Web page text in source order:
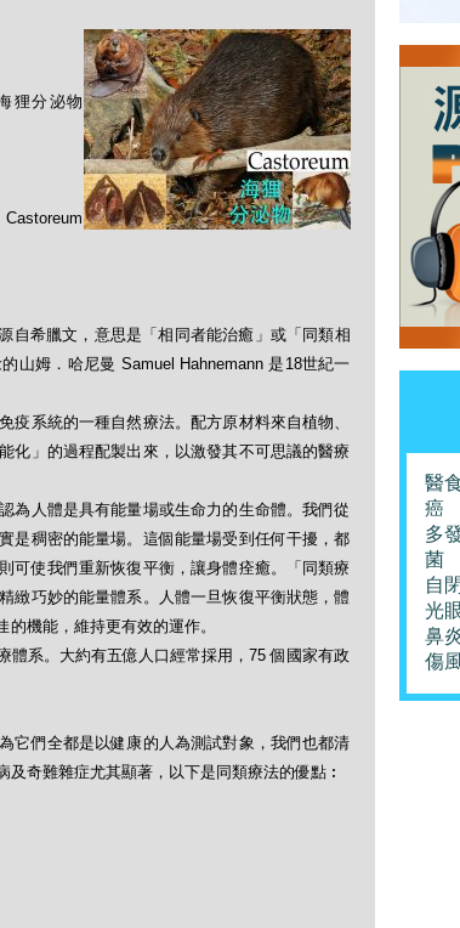
狸分泌物
自希臘文，意思是「相同者能治癒」或「同類相
山姆．哈尼曼 Samuel Hahnemann 是18世紀一
疫系統的一種自然療法。配方原材料來自植物、
化」的過程配製出來，以激發其不可思議的醫療
為人體是具有能量場或生命力的生命體。我們從
是稠密的能量場。這個能量場受到任何干擾，都
可使我們重新恢復平衡，讓身體痊癒。「同類療
緻巧妙的能量體系。人體一旦恢復平衡狀態，體
機能，維持更有效的運作。
體系。大約有五億人口經常採用，75 個國家有政
它們全都是以健康的人為測試對象，我們也都清
奇難雜症尤其顯著，以下是同類療法的優點︰
醫
癌
多
菌
自
光
鼻
傷